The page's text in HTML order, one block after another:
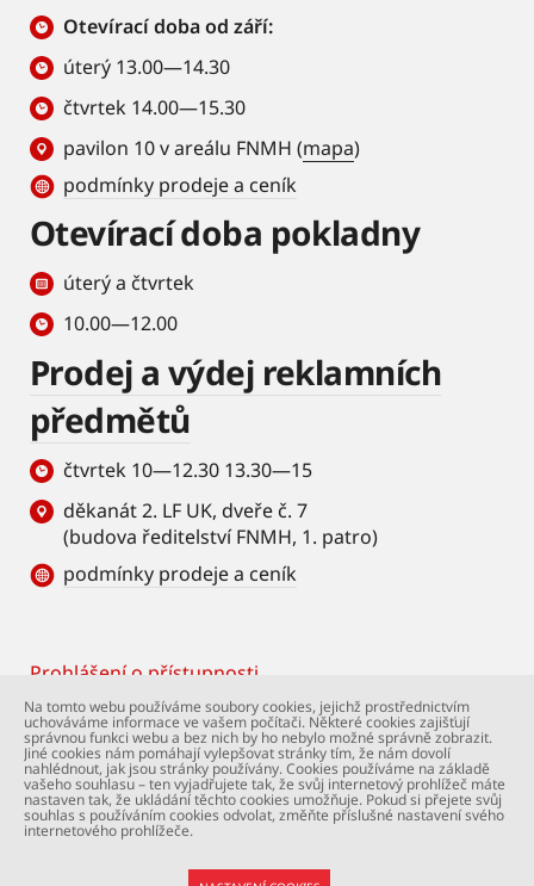
Otevírací doba od září:
úterý 13.00—14.30
čtvrtek 14.00—15.30
pavilon 10 v areálu FNMH (mapa)
podmínky prodeje a ceník
Otevírací doba pokladny
úterý a čtvrtek
10.00—12.00
Prodej a výdej reklamních
předmětů
čtvrtek 10—12.30 13.30—15
děkanát 2. LF UK, dveře č. 7
(budova ředitelství FNMH, 1. patro)
podmínky prodeje a ceník
Footer
Prohlášení o přístupnosti
© Univerzita Karlova – 2. lékařská fakulta. Všechna
práva vyhrazena. Foto: 2. LF a Shutterstock.com.
Podpora webu:webmaster@lfmotol.cuni.cz
Na tomto webu používáme soubory cookies, jejichž prostřednictvím
uchováváme informace ve vašem počítači. Některé cookies zajišťují
správnou funkci webu a bez nich by ho nebylo možné správně zobrazit.
Jiné cookies nám pomáhají vylepšovat stránky tím, že nám dovolí
nahlédnout, jak jsou stránky používány. Cookies používáme na základě
vašeho souhlasu – ten vyjadřujete tak, že svůj internetový prohlížeč máte
nastaven tak, že ukládání těchto cookies umožňuje. Pokud si přejete svůj
souhlas s používáním cookies odvolat, změňte příslušné nastavení svého
internetového prohlížeče.